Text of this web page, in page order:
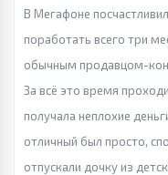
В Мегафоне
поработать всего три
обычным продавцом-
За всё это время
получала неплохие
отличный был просто,
отпускали дочку из